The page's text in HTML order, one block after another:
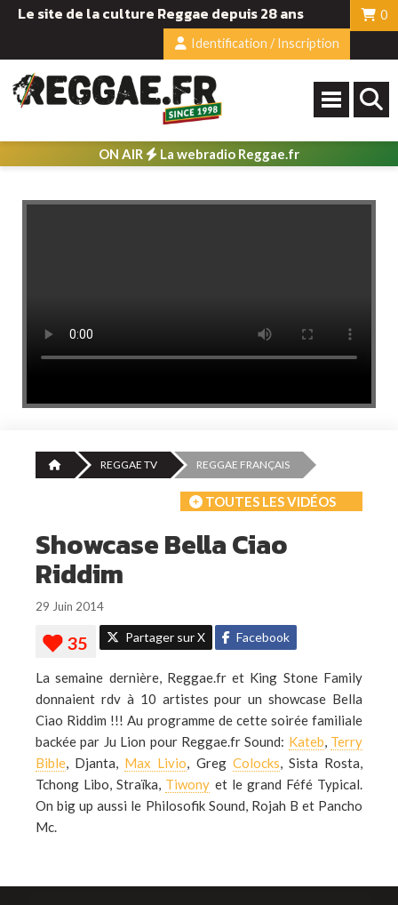
Le site de la culture Reggae depuis 28 ans
0
Identification / Inscription
ON AIR La webradio Reggae.fr
REGGAE TV REGGAE FRANÇAIS
TOUTES LES VIDÉOS
Showcase Bella Ciao
Riddim
29 Juin 2014
Partager sur X Facebook
La semaine dernière, Reggae.fr et King Stone Family
donnaient rdv à 10 artistes pour un showcase Bella
Ciao Riddim !!! Au programme de cette soirée familiale
backée par Ju Lion pour Reggae.fr Sound: Kateb, Terry
Bible, Djanta, Max Livio, Greg Colocks, Sista Rosta,
Tchong Libo, Straïka, Tiwony et le grand Féfé Typical.
On big up aussi le Philosofik Sound, Rojah B et Pancho
Mc.